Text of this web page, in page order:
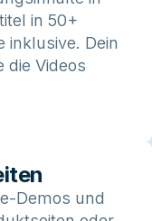
in 50+
inklusive. Dein
die Videos
Demos und